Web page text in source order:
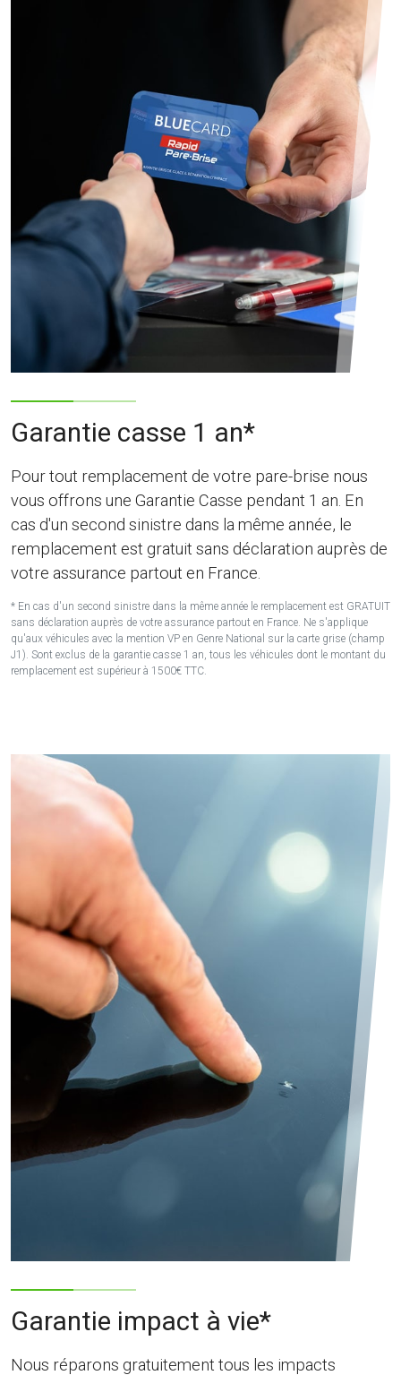
Garantie casse 1 an*
Pour tout remplacement de votre pare-brise nous
vous offrons une Garantie Casse pendant 1 an. En
cas d'un second sinistre dans la même année, le
remplacement est gratuit sans déclaration auprès de
votre assurance partout en France.
* En cas d'un second sinistre dans la même année le remplacement est GRATUIT
sans déclaration auprès de votre assurance partout en France. Ne s'applique
qu'aux véhicules avec la mention VP en Genre National sur la carte grise (champ
J1). Sont exclus de la garantie casse 1 an, tous les véhicules dont le montant du
remplacement est supérieur à 1500€ TTC.
Garantie impact à vie*
Nous réparons gratuitement tous les impacts